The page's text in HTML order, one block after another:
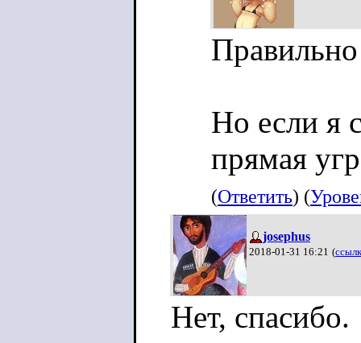
Но если я
прямая
(Ответить) (
josephus
2018-01-31 16:21 (
Нет, спасибо.